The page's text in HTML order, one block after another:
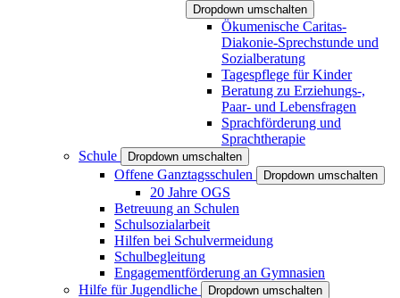
Dropdown umschalten
Ökumenische Caritas-
Diakonie-Sprechstunde und
Sozialberatung
Tagespflege für Kinder
Beratung zu Erziehungs-,
Paar- und Lebensfragen
Sprachförderung und
Sprachtherapie
Schule
Dropdown umschalten
Offene Ganztagsschulen Dropdown umschalten
20 Jahre OGS
Betreuung an Schulen
Schulsozialarbeit
Hilfen bei Schulvermeidung
Schulbegleitung
Engagementförderung an Gymnasien
Hilfe für Jugendliche
Dropdown umschalten